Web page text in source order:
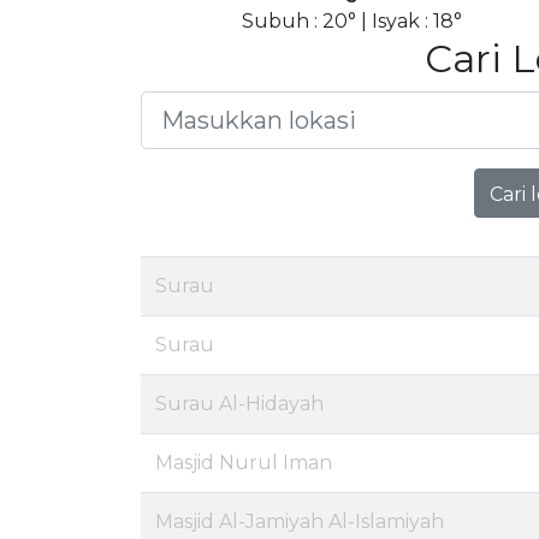
Subuh : 20° | Isyak : 18°
Cari
Cari
Surau
Surau
Surau Al-Hidayah
Masjid Nurul Iman
Masjid Al-Jamiyah Al-Islamiyah